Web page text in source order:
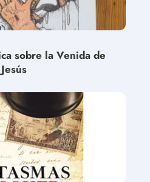
sobre la Venida de
Jesús